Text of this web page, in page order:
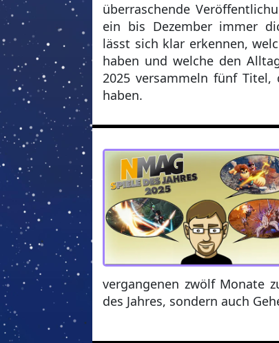
überraschende
ein bis Dezember immer
lässt sich klar erkennen,
haben und welche den
2025 versammeln fünf
haben.
vergangenen zwölf Monate
des Jahres, sondern auch